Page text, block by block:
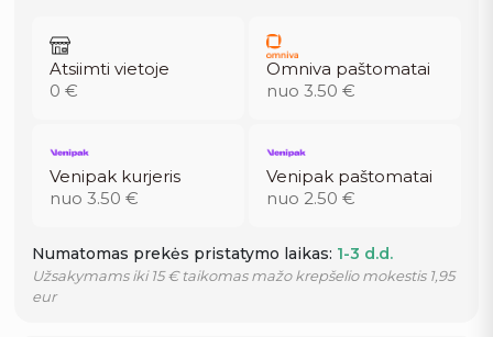
Atsiimti vietoje
0 €
Omniva paštomatai
nuo 3.50 €
Venipak kurjeris
nuo 3.50 €
Venipak paštomatai
nuo 2.50 €
Numatomas prekės pristatymo laikas: 1-3 d.d.
Užsakymams iki 15 € taikomas mažo krepšelio mokestis 1,95
eur